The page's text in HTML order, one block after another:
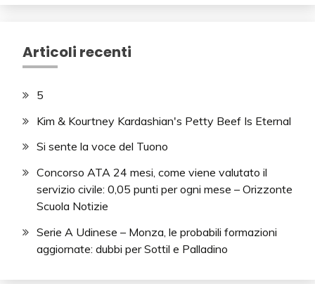
Articoli recenti
5
Kim & Kourtney Kardashian's Petty Beef Is Eternal
Si sente la voce del Tuono
Concorso ATA 24 mesi, come viene valutato il
servizio civile: 0,05 punti per ogni mese – Orizzonte
Scuola Notizie
Serie A Udinese – Monza, le probabili formazioni
aggiornate: dubbi per Sottil e Palladino